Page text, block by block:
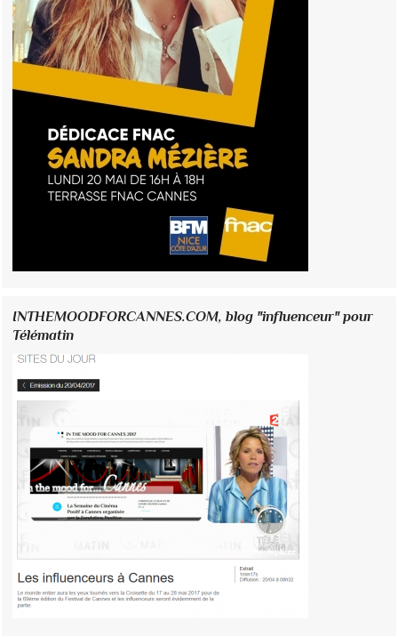
INTHEMOODFORCANNES.COM, blog "influenceur" pour
Télématin